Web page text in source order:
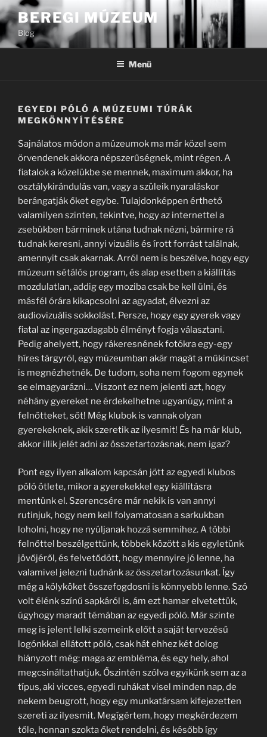
Tartalomhoz
BEREGI MÚZEUM
Blog
Menü
EGYEDI PÓLÓ A MÚZEUMI TÚRÁK
MEGKÖNNYÍTÉSÉRE
Sajnálatos módon a múzeumok ma már közel sem
örvendenek akkora népszerűségnek, mint régen. A
fiatalok a közelükbe se mennek, maximum akkor, ha
osztálykirándulás van, vagy a szüleik nyaraláskor
berángatják őket egybe. Tulajdonképpen érthető
valamilyen szinten, tekintve, hogy az internettel a
zsebükben bárminek utána tudnak nézni, bármire rá
tudnak keresni, annyi vizuális és írott forrást találnak,
amennyit csak akarnak. Arról nem is beszélve, hogy egy
múzeum sétálós program, és alap esetben a kiállítás
mozdulatlan, addig egy moziba csak be kell ülni, és
másfél órára kikapcsolni az agyadat, élvezni az
audiovizuális sokkolást. Persze, hogy egy gyerek vagy
fiatal az ingergazdagabb élményt fogja választani.
Pedig ahelyett, hogy rákeresnének fotókra egy-egy
híres tárgyról, egy múzeumban akár magát a műkincset
is megnézhetnék. De tudom, soha nem fogom egynek
se elmagyarázni… Viszont ez nem jelenti azt, hogy
néhány gyereket ne érdekelhetne ugyanúgy, mint a
felnőtteket, sőt! Még klubok is vannak olyan
gyerekeknek, akik szeretik az ilyesmit! És ha már klub,
akkor illik jelét adni az összetartozásnak, nem igaz?
Pont egy ilyen alkalom kapcsán jött az egyedi klubos
póló ötlete, mikor a gyerekekkel egy kiállításra
mentünk el. Szerencsére már nekik is van annyi
rutinjuk, hogy nem kell folyamatosan a sarkukban
loholni, hogy ne nyúljanak hozzá semmihez. A többi
felnőttel beszélgettünk, többek között a kis egyletünk
jövőjéről, és felvetődött, hogy mennyire jó lenne, ha
valamivel jelezni tudnánk az összetartozásunkat. Így
még a kölyköket összefogdosni is könnyebb lenne. Szó
volt élénk színű sapkáról is, ám ezt hamar elvetettük,
úgyhogy maradt témában az egyedi póló. Már szinte
meg is jelent lelki szemeink előtt a saját tervezésű
logónkkal ellátott póló, csak hát ehhez két dolog
hiányzott még: maga az embléma, és egy hely, ahol
megcsináltathatjuk. Őszintén szólva egyikünk sem az a
típus, aki vicces, egyedi ruhákat visel minden nap, de
nekem beugrott, hogy egy munkatársam kifejezetten
szereti az ilyesmit. Megígértem, hogy megkérdezem
tőle, honnan szokta őket rendelni, és később így